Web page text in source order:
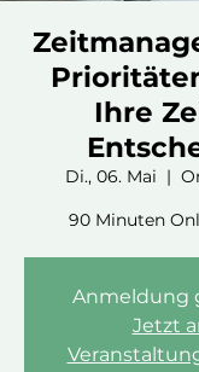
Ihre
Di., 06. Mai
  |
90 Minuten
Anmeldung
Jetzt